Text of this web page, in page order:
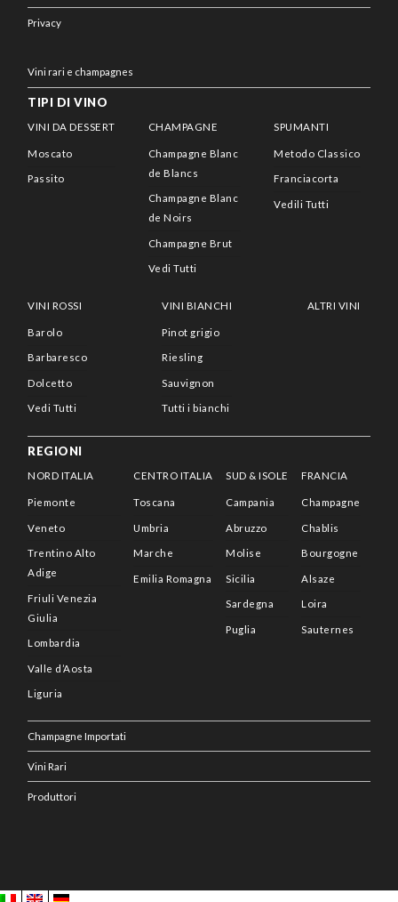
Privacy
Vini rari e champagnes
TIPI DI VINO
VINI DA DESSERT
Moscato
Passito
CHAMPAGNE
Champagne Blanc
de Blancs
Champagne Blanc
de Noirs
Champagne Brut
Vedi Tutti
SPUMANTI
Metodo Classico
Franciacorta
Vedili Tutti
VINI ROSSI
Barolo
Barbaresco
Dolcetto
Vedi Tutti
VINI BIANCHI
Pinot grigio
Riesling
Sauvignon
Tutti i bianchi
ALTRI VINI
REGIONI
NORD ITALIA
Piemonte
Veneto
Trentino Alto
Adige
Friuli Venezia
Giulia
Lombardia
Valle d’Aosta
Liguria
CENTRO ITALIA
Toscana
Umbria
Marche
Emilia Romagna
SUD & ISOLE
Campania
Abruzzo
Molise
Sicilia
Sardegna
Puglia
FRANCIA
Champagne
Chablis
Bourgogne
Alsaze
Loira
Sauternes
Champagne Importati
Vini Rari
Produttori